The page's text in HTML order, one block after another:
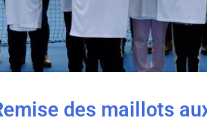
des maillots